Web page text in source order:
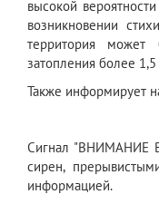
высокой
возникновении
территория
затопления более
Также информирует
Сигнал "ВНИМАНИЕ
сирен,
информацией.